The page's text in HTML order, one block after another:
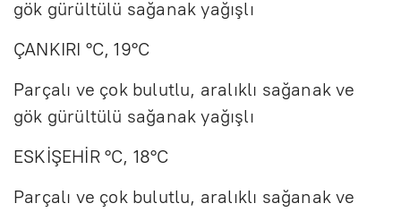
gök gürültülü sağanak yağışlı
ÇANKIRI °C, 19°C
Parçalı ve çok bulutlu, aralıklı sağanak ve
gök gürültülü sağanak yağışlı
ESKİŞEHİR °C, 18°C
Parçalı ve çok bulutlu, aralıklı sağanak ve